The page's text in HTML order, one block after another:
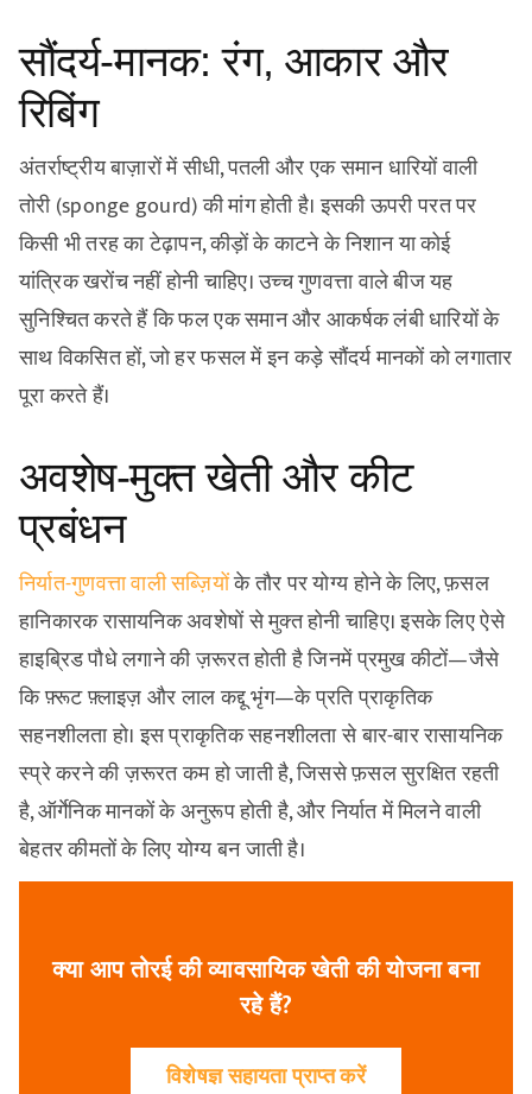
सौंदर्य-मानक: रंग, आकार और
रिबिंग
अंतर्राष्ट्रीय बाज़ारों में सीधी, पतली और एक समान धारियों वाली
तोरी (sponge gourd) की मांग होती है। इसकी ऊपरी परत पर
किसी भी तरह का टेढ़ापन, कीड़ों के काटने के निशान या कोई
यांत्रिक खरोंच नहीं होनी चाहिए। उच्च गुणवत्ता वाले बीज यह
सुनिश्चित करते हैं कि फल एक समान और आकर्षक लंबी धारियों के
साथ विकसित हों, जो हर फसल में इन कड़े सौंदर्य मानकों को लगातार
पूरा करते हैं।
अवशेष-मुक्त खेती और कीट
प्रबंधन
निर्यात-गुणवत्ता वाली सब्ज़ियोंके तौर पर योग्य होने के लिए, फ़सल
हानिकारक रासायनिक अवशेषों से मुक्त होनी चाहिए। इसके लिए ऐसे
हाइब्रिड पौधे लगाने की ज़रूरत होती है जिनमें प्रमुख कीटों—जैसे
कि फ़्रूट फ़्लाइज़ और लाल कद्दू भृंग—के प्रति प्राकृतिक
सहनशीलता हो। इस प्राकृतिक सहनशीलता से बार-बार रासायनिक
स्प्रे करने की ज़रूरत कम हो जाती है, जिससे फ़सल सुरक्षित रहती
है, ऑर्गेनिक मानकों के अनुरूप होती है, और निर्यात में मिलने वाली
बेहतर कीमतों के लिए योग्य बन जाती है।
क्या आप तोरई की व्यावसायिक खेती की योजना बना
रहे हैं?
विशेषज्ञ सहायता प्राप्त करें